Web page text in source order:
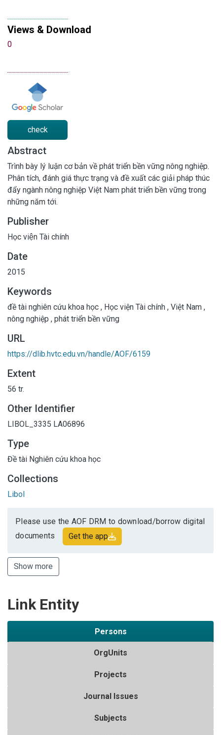
Views & Download
0
check
Abstract
Trình bày lý luận cơ bản về phát triển bền vững nông nghiệp.
Phân tích, đánh giá thực trạng và đề xuất các giải pháp thúc
đẩy ngành nông nghiệp Việt Nam phát triển bền vững trong
những năm tới.
Publisher
Học viện Tài chính
Date
2015
Keywords
đề tài nghiên cứu khoa học , Học viện Tài chính , Việt Nam ,
nông nghiệp , phát triển bền vững
URL
https://dlib.hvtc.edu.vn/handle/AOF/6159
Extent
56 tr.
Other Identifier
LIBOL_3335 LA06896
Type
Đề tài Nghiên cứu khoa học
Collections
Libol
Please use the AOF DRM to download/borrow digital
documents
Get the app
Show more
Link Entity
Persons
OrgUnits
Projects
Journal Issues
Subjects